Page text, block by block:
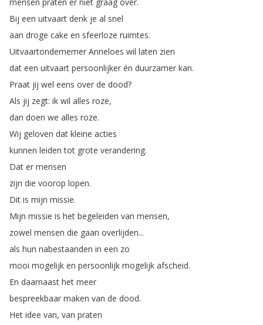
Bij een uitvaart denk je al snel
aan droge cake en sfeerloze ruimtes.
Uitvaartondernemer Anneloes wil laten zien
dat een uitvaart persoonlijker én duurzamer kan.
Praat jij wel eens over de dood?
Als jij zegt: ik wil alles roze,
dan doen we alles roze.
Wij geloven dat kleine acties
kunnen leiden tot grote verandering.
Dat er mensen
zijn die voorop lopen.
Dit is mijn missie.
Mijn missie is het begeleiden van mensen,
zowel mensen die gaan overlijden...
als hun nabestaanden in een zo
mooi mogelijk en persoonlijk mogelijk afscheid.
En daarnaast het meer
bespreekbaar maken van de dood.
Het idee van, van praten